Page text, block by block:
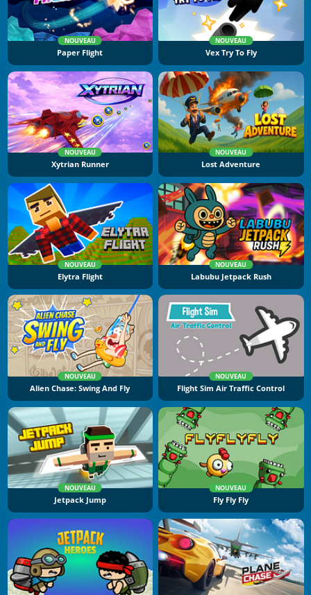
NOUVEAU
Paper Flight
NOUVEAU
Vex Try To Fly
NOUVEAU
Xytrian Runner
NOUVEAU
Lost Adventure
NOUVEAU
Elytra Flight
NOUVEAU
Labubu Jetpack Rush
NOUVEAU
Alien Chase: Swing And Fly
NOUVEAU
Flight Sim Air Traffic Control
NOUVEAU
Jetpack Jump
NOUVEAU
Fly Fly Fly